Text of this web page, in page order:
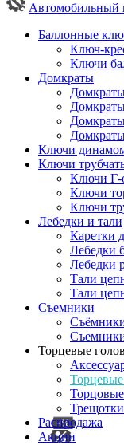
Автомобильный
Баллонные
Ключ-
Ключи
Домкраты
Ключи
Ключи
Ключи Г-
Ключи
Ключи
Лебедки и тали
Каретки
Лебедки
Лебедки
Тали
Тали
Съемники
Торцевые
Распродажа
Акции